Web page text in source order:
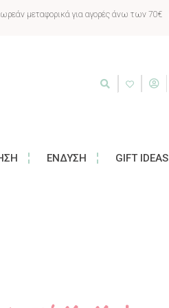
μεταφορικά για αγορές άνω των 70€
ΈΝΔΥΣΗ GIFT IDEAS